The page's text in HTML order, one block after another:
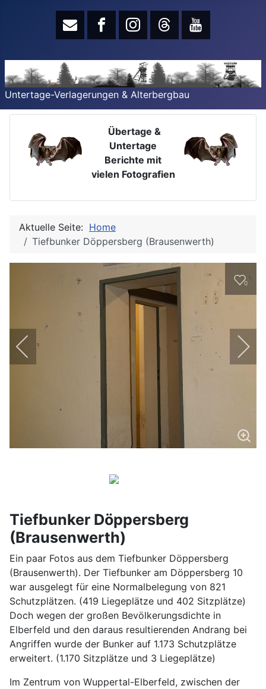
Untertage-Verlagerungen & Alterbergbau
Übertage &
Untertage
Berichte mit
vielen Fotografien
Aktuelle Seite: Home
Tiefbunker Döppersberg (Brausenwerth)
0
Tiefbunker Döppersberg
(Brausenwerth)
Ein paar Fotos aus dem Tiefbunker Döppersberg
(Brausenwerth). Der Tiefbunker am Döppersberg 10
war ausgelegt für eine Normalbelegung von 821
Schutzplätzen. (419 Liegeplätze und 402 Sitzplätze)
Doch wegen der großen Bevölkerungsdichte in
Elberfeld und den daraus resultierenden Andrang bei
Angriffen wurde der Bunker auf 1.173 Schutzplätze
erweitert. (1.170 Sitzplätze und 3 Liegeplätze)
Im Zentrum von Wuppertal-Elberfeld, zwischen der